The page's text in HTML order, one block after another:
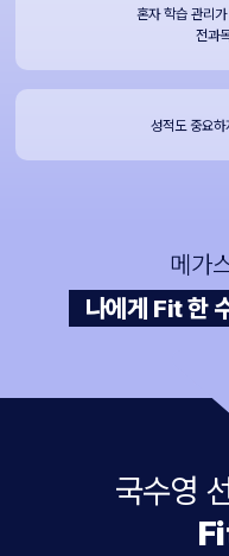
혼자 학습 관리
전과
성적도 중요
메가
나에게 Fit 한
국수영